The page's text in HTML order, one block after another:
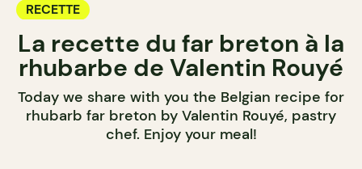
RECETTE
La recette du far breton à la
rhubarbe de Valentin Rouyé
Today we share with you the Belgian recipe for
rhubarb far breton by Valentin Rouyé, pastry
chef. Enjoy your meal!